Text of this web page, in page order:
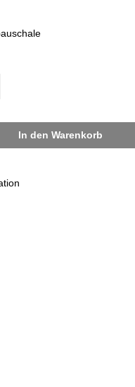
In den Warenkorb
Düsseldorf / Kühlschrank